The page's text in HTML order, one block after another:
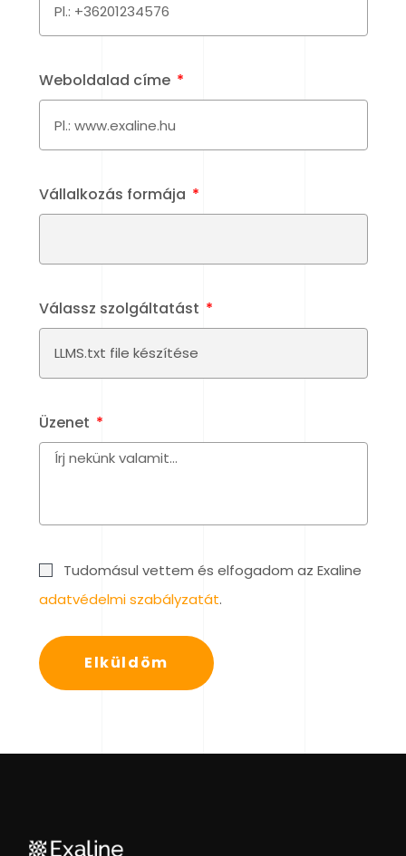
Weboldalad címe
Vállalkozás formája
Válassz szolgáltatást
Üzenet
Tudomásul vettem és elfogadom az Exaline
adatvédelmi szabályzatát.
Elküldöm